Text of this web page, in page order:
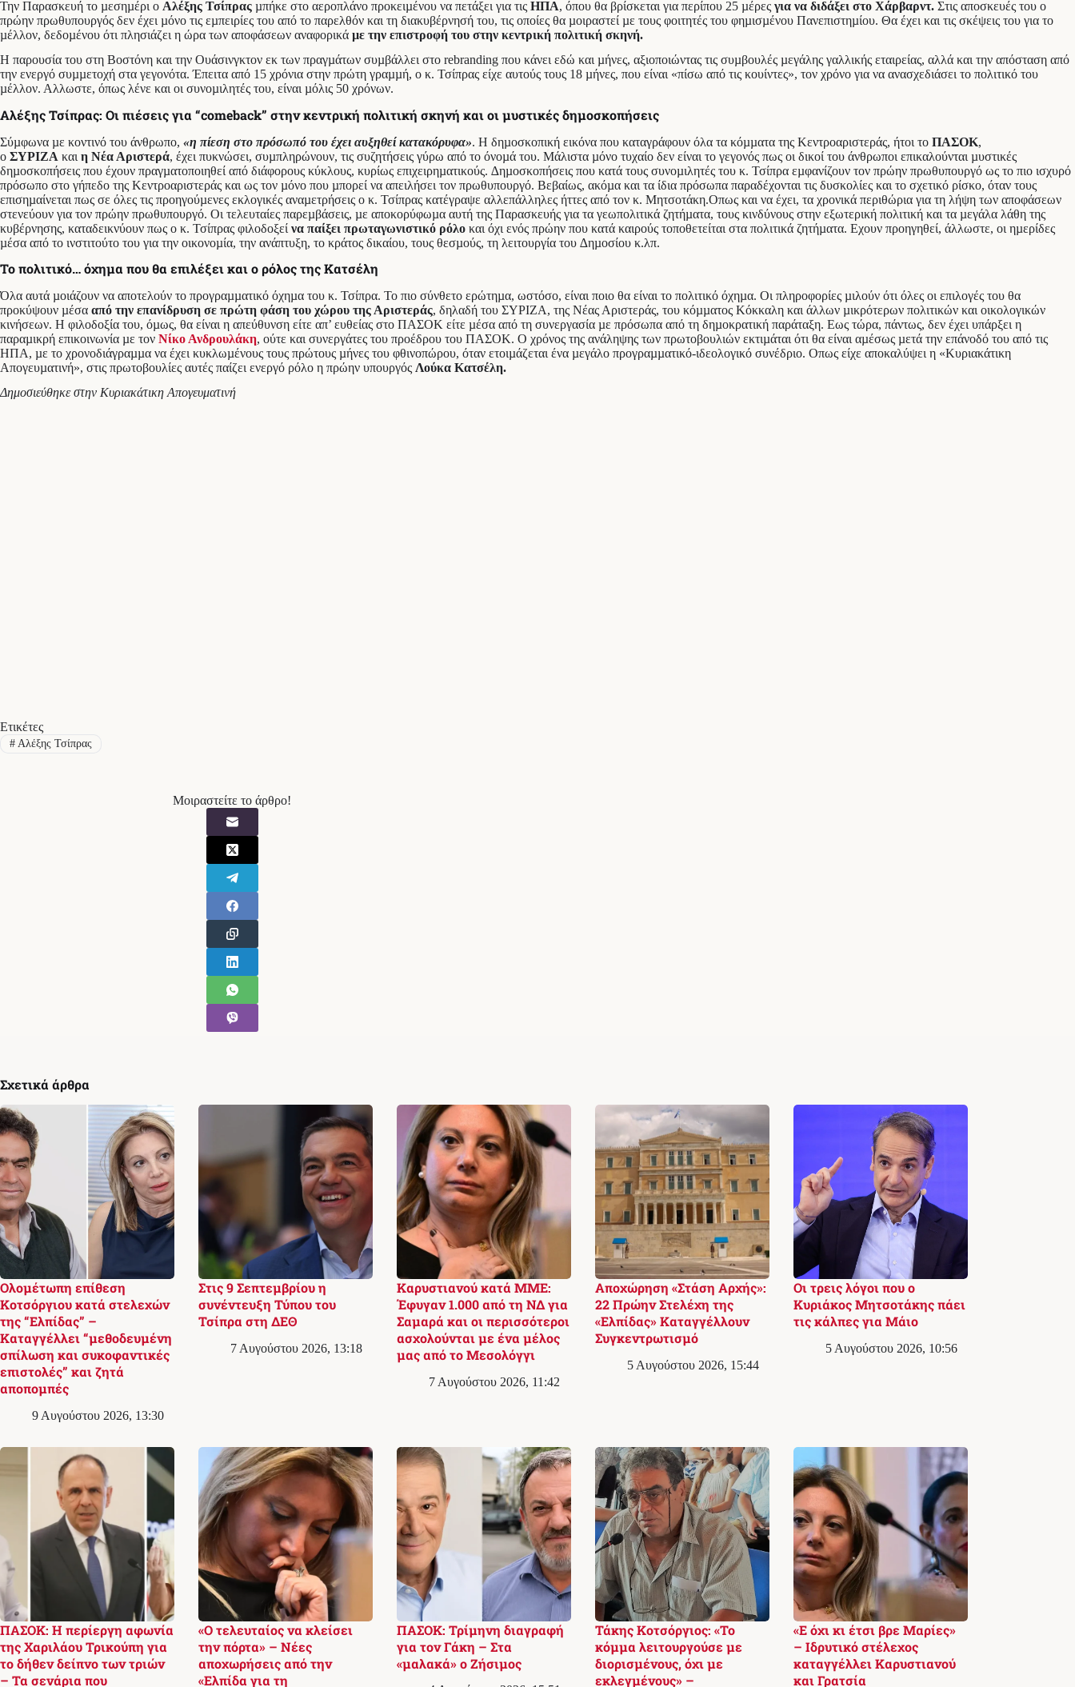
Την Παρασκευή το µεσηµέρι ο Αλέξης Τσίπρας µπήκε στο αεροπλάνο προκειµένου να πετάξει για τις ΗΠΑ, όπου θα βρίσκεται για περίπου 25 µέρες για να διδάξει στο Χάρβαρντ. Στις αποσκευές του ο
πρώην πρωθυπουργός δεν έχει µόνο τις εµπειρίες του από το παρελθόν και τη διακυβέρνησή του, τις οποίες θα µοιραστεί µε τους φοιτητές του φηµισµένου Πανεπιστηµίου. Θα έχει και τις σκέψεις του για το
µέλλον, δεδοµένου ότι πλησιάζει η ώρα των αποφάσεων αναφορικά µε την επιστροφή του στην κεντρική πολιτική σκηνή.
Η παρουσία του στη Βοστόνη και την Ουάσινγκτον εκ των πραγµάτων συµβάλλει στο rebranding που κάνει εδώ και µήνες, αξιοποιώντας τις συµβουλές µεγάλης γαλλικής εταιρείας, αλλά και την απόσταση από
την ενεργό συµµετοχή στα γεγονότα. Έπειτα από 15 χρόνια στην πρώτη γραµµή, ο κ. Τσίπρας είχε αυτούς τους 18 µήνες, που είναι «πίσω από τις κουίντες», τον χρόνο για να ανασχεδιάσει το πολιτικό του
µέλλον. Αλλωστε, όπως λένε και οι συνοµιλητές του, είναι µόλις 50 χρόνων.
Αλέξης Τσίπρας: Οι πιέσεις για “comeback” στην κεντρική πολιτική σκηνή και οι μυστικές δημοσκοπήσεις
Σύµφωνα µε κοντινό του άνθρωπο, «η πίεση στο πρόσωπό του έχει αυξηθεί κατακόρυφα». Η δηµοσκοπική εικόνα που καταγράφουν όλα τα κόµµατα της Κεντροαριστεράς, ήτοι το ΠΑΣΟΚ,
ο ΣΥΡΙΖΑ και η Νέα Αριστερά, έχει πυκνώσει, συµπληρώνουν, τις συζητήσεις γύρω από το όνοµά του. Μάλιστα µόνο τυχαίο δεν είναι το γεγονός πως οι δικοί του άνθρωποι επικαλούνται µυστικές
δηµοσκοπήσεις που έχουν πραγµατοποιηθεί από διάφορους κύκλους, κυρίως επιχειρηµατικούς. ∆ηµοσκοπήσεις που κατά τους συνοµιλητές του κ. Τσίπρα εµφανίζουν τον πρώην πρωθυπουργό ως το πιο ισχυρό
πρόσωπο στο γήπεδο της Κεντροαριστεράς και ως τον µόνο που µπορεί να απειλήσει τον πρωθυπουργό. Βεβαίως, ακόµα και τα ίδια πρόσωπα παραδέχονται τις δυσκολίες και το σχετικό ρίσκο, όταν τους
επισηµαίνεται πως σε όλες τις προηγούµενες εκλογικές αναµετρήσεις ο κ. Τσίπρας κατέγραψε αλλεπάλληλες ήττες από τον κ. Μητσοτάκη.Οπως και να έχει, τα χρονικά περιθώρια για τη λήψη των αποφάσεων
στενεύουν για τον πρώην πρωθυπουργό. Οι τελευταίες παρεµβάσεις, µε αποκορύφωµα αυτή της Παρασκευής για τα γεωπολιτικά ζητήµατα, τους κινδύνους στην εξωτερική πολιτική και τα µεγάλα λάθη της
κυβέρνησης, καταδεικνύουν πως ο κ. Τσίπρας φιλοδοξεί να παίξει πρωταγωνιστικό ρόλο και όχι ενός πρώην που κατά καιρούς τοποθετείται στα πολιτικά ζητήµατα. Εχουν προηγηθεί, άλλωστε, οι ηµερίδες
µέσα από το ινστιτούτο του για την οικονοµία, την ανάπτυξη, το κράτος δικαίου, τους θεσµούς, τη λειτουργία του ∆ηµοσίου κ.λπ.
Το πολιτικό… όχημα που θα επιλέξει και ο ρόλος της Κατσέλη
Όλα αυτά µοιάζουν να αποτελούν το προγραµµατικό όχηµα του κ. Τσίπρα. Το πιο σύνθετο ερώτηµα, ωστόσο, είναι ποιο θα είναι το πολιτικό όχηµα. Οι πληροφορίες µιλούν ότι όλες οι επιλογές του θα
προκύψουν µέσα από την επανίδρυση σε πρώτη φάση του χώρου της Αριστεράς, δηλαδή του ΣΥΡΙΖΑ, της Νέας Αριστεράς, του κόµµατος Κόκκαλη και άλλων µικρότερων πολιτικών και οικολογικών
κινήσεων. Η φιλοδοξία του, όµως, θα είναι η απεύθυνση είτε απ’ ευθείας στο ΠΑΣΟΚ είτε µέσα από τη συνεργασία µε πρόσωπα από τη δηµοκρατική παράταξη. Εως τώρα, πάντως, δεν έχει υπάρξει η
παραµικρή επικοινωνία µε τον Νίκο Ανδρουλάκη, ούτε και συνεργάτες του προέδρου του ΠΑΣΟΚ. Ο χρόνος της ανάληψης των πρωτοβουλιών εκτιµάται ότι θα είναι αµέσως µετά την επάνοδό του από τις
ΗΠΑ, µε το χρονοδιάγραµµα να έχει κυκλωµένους τους πρώτους µήνες του φθινοπώρου, όταν ετοιµάζεται ένα µεγάλο προγραµµατικό-ιδεολογικό συνέδριο. Οπως είχε αποκαλύψει η «Κυριακάτικη
Απογευµατινή», στις πρωτοβουλίες αυτές παίζει ενεργό ρόλο η πρώην υπουργός Λούκα Κατσέλη.
Δημοσιεύθηκε στην Κυριακάτικη Απογευματινή
Ετικέτες
#Αλέξης Τσίπρας
Μοιραστείτε το άρθρο!
Σχετικά άρθρα
Ολομέτωπη επίθεση
Κοτσόργιου κατά στελεχών
της “Ελπίδας” –
Καταγγέλλει “μεθοδευμένη
σπίλωση και συκοφαντικές
επιστολές” και ζητά
αποπομπές
9 Αυγούστου 2026, 13:30
Στις 9 Σεπτεμβρίου η
συνέντευξη Τύπου του
Τσίπρα στη ΔΕΘ
7 Αυγούστου 2026, 13:18
Καρυστιανού κατά ΜΜΕ:
Έφυγαν 1.000 από τη ΝΔ για
Σαμαρά και οι περισσότεροι
ασχολούνται με ένα μέλος
μας από το Μεσολόγγι
7 Αυγούστου 2026, 11:42
Αποχώρηση «Στάση Αρχής»:
22 Πρώην Στελέχη της
«Ελπίδας» Καταγγέλλουν
Συγκεντρωτισμό
5 Αυγούστου 2026, 15:44
Οι τρεις λόγοι που ο
Κυριάκος Μητσοτάκης πάει
τις κάλπες για Μάιο
5 Αυγούστου 2026, 10:56
ΠΑΣΟΚ: Η περίεργη αφωνία
της Χαριλάου Τρικούπη για
το δήθεν δείπνο των τριών
– Τα σενάρια που
«Ο τελευταίος να κλείσει
την πόρτα» – Νέες
αποχωρήσεις από την
«Ελπίδα για τη
ΠΑΣΟΚ: Τρίμηνη διαγραφή
για τον Γάκη – Στα
«μαλακά» ο Ζήσιμος
Τάκης Κοτσόργιος: «Το
κόμμα λειτουργούσε με
διορισμένους, όχι με
εκλεγμένους» –
«Ε όχι κι έτσι βρε Μαρίες»
– Ιδρυτικό στέλεχος
καταγγέλλει Καρυστιανού
και Γρατσία